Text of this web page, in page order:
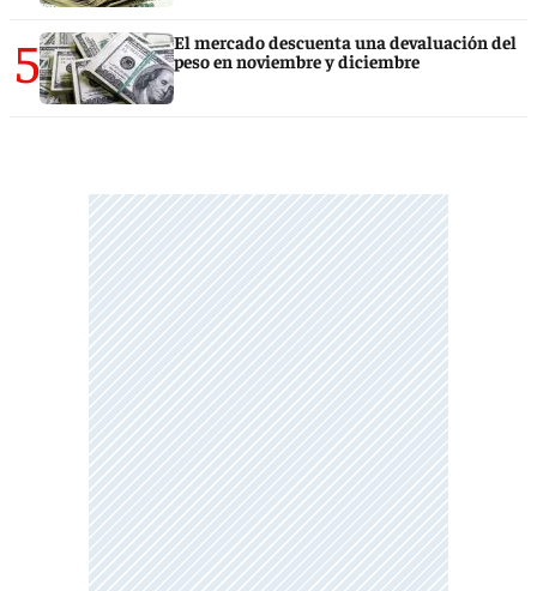
5
El mercado descuenta una devaluación del
peso en noviembre y diciembre